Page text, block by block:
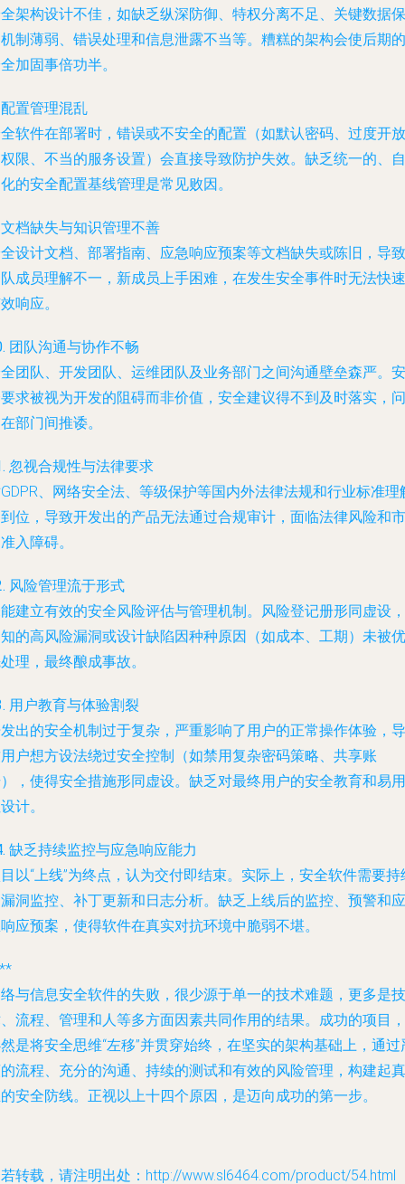
架构设计不佳，如缺乏纵深防御、特权分离不足、关键数据保
制薄弱、错误处理和信息泄露不当等。糟糕的架构会使后期的
加固事倍功半。
置管理混乱
软件在部署时，错误或不安全的配置（如默认密码、过度开放
限、不当的服务设置）会直接导致防护失效。缺乏统一的、自
的安全配置基线管理是常见败因。
档缺失与知识管理不善
设计文档、部署指南、应急响应预案等文档缺失或陈旧，导致
成员理解不一，新成员上手困难，在发生安全事件时无法快速
响应。
团队沟通与协作不畅
团队、开发团队、运维团队及业务部门之间沟通壁垒森严。安
求被视为开发的阻碍而非价值，安全建议得不到及时落实，问
部门间推诿。
忽视合规性与法律要求
、网络安全法、等级保护等国内外法律法规和行业标准理
位，导致开发出的产品无法通过合规审计，面临法律风险和市
入障碍。
风险管理流于形式
建立有效的安全风险评估与管理机制。风险登记册形同虚设，
的高风险漏洞或设计缺陷因种种原因（如成本、工期）未被优
理，最终酿成事故。
用户教育与体验割裂
出的安全机制过于复杂，严重影响了用户的正常操作体验，导
户想方设法绕过安全控制（如禁用复杂密码策略、共享账
，使得安全措施形同虚设。缺乏对最终用户的安全教育和易用
计。
缺乏持续监控与应急响应能力
以“上线”为终点，认为交付即结束。实际上，安全软件需要持
洞监控、补丁更新和日志分析。缺乏上线后的监控、预警和应
应预案，使得软件在真实对抗环境中脆弱不堪。
与信息安全软件的失败，很少源于单一的技术难题，更多是技
流程、管理和人等多方面因素共同作用的结果。成功的项目，
是将安全思维“左移”并贯穿始终，在坚实的架构基础上，通过
流程、充分的沟通、持续的测试和有效的风险管理，构建起真
安全防线。正视以上十四个原因，是迈向成功的第一步。
转载，请注明出处：http://www.sl6464.com/product/54.html